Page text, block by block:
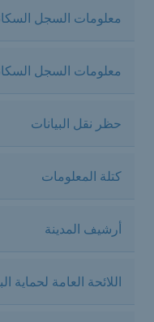
معلومات السجل
معلومات السجل
حظر نقل البيانات
كتلة المعلومات
أرشيف المدينة
اللائحة العامة لحماية